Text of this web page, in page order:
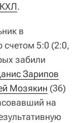
.
в
счетом 5:0 (2:0,
забили
Зарипов
Мозякин (36)
на